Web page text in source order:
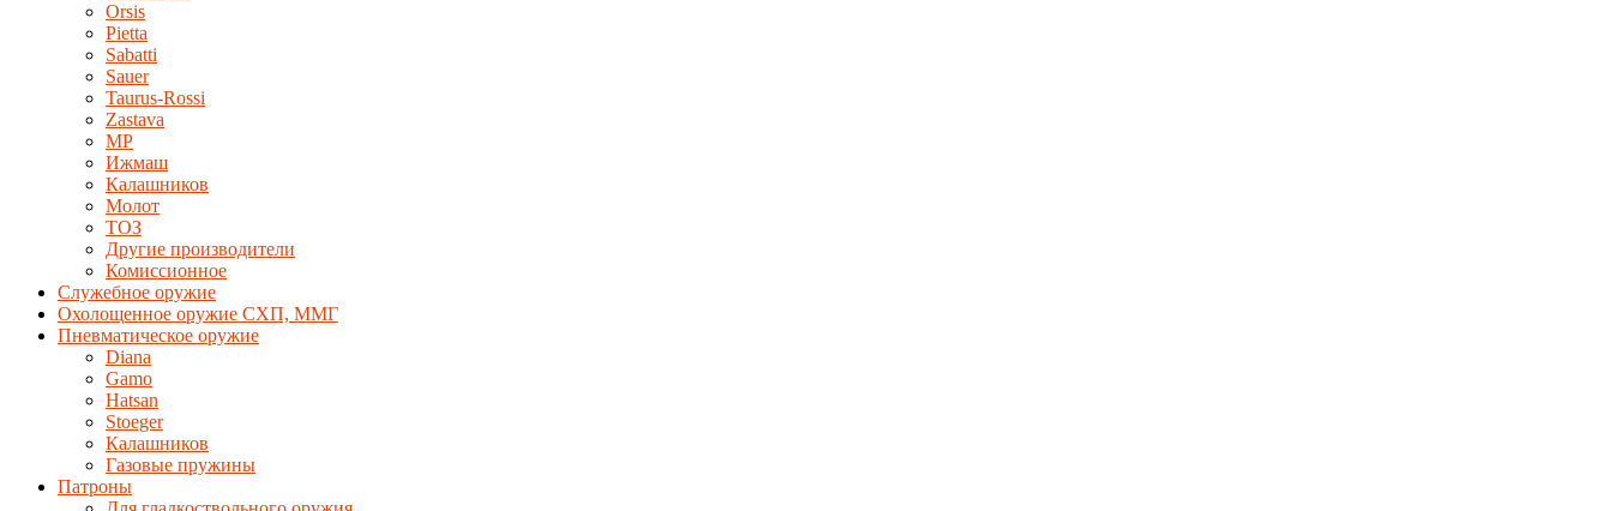
Orsis
Pietta
Sabatti
Sauer
Taurus-Rossi
Zastava
MP
Ижмаш
Калашников
Молот
ТОЗ
Другие производители
Комиссионное
Служебное оружие
Охолощенное оружие СХП, ММГ
Пневматическое оружие
Diana
Gamo
Hatsan
Stoeger
Калашников
Газовые пружины
Патроны